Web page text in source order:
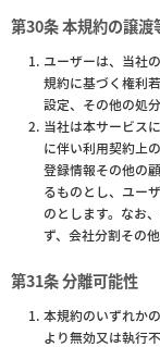
第30条 本規約の譲渡
ユーザーは、当社
規約に基づく権利
設定、その他の処
当社は本サービス
に伴い利用契約上
登録情報その他の
るものとし、ユー
のとします。なお
ず、会社分割その
第31条 分離可能性
本規約のいずれか
より無効又は執行